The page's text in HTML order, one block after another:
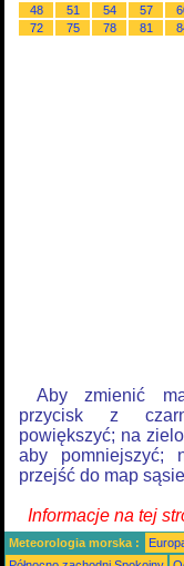
48
51 54 57
72
75 78 81
Aby zmienić
przycisk z
powiększyć; na
aby pomniejszyć;
przejść do map
Informacje na tej
Meteorologia morska :